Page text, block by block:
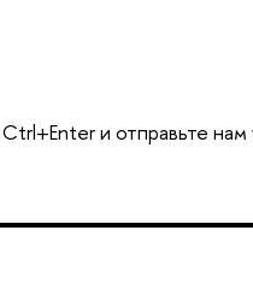
и отправьте нам